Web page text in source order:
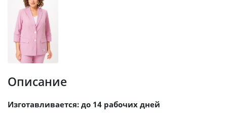
Описание
Изготавливается: до 14 рабочих дней